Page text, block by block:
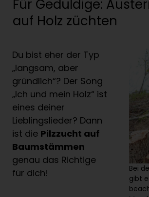
Für Geduldige:
auf Holz züchten
Du bist eher der Typ
„langsam, aber
gründlich“? Der Song
„Ich und mein Holz“ ist
eines deiner
Lieblingslieder? Dann
ist die Pilzzucht auf
Baumstämmen
genau das Richtige
für dich!
Bei
gibt